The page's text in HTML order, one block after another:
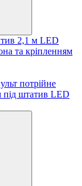
2,1 м LED
та кріпленням